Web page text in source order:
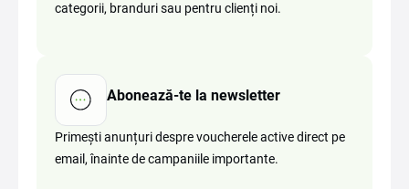
categorii, branduri sau pentru clienți noi.
Abonează-te la newsletter
Primești anunțuri despre voucherele active direct pe
email, înainte de campaniile importante.